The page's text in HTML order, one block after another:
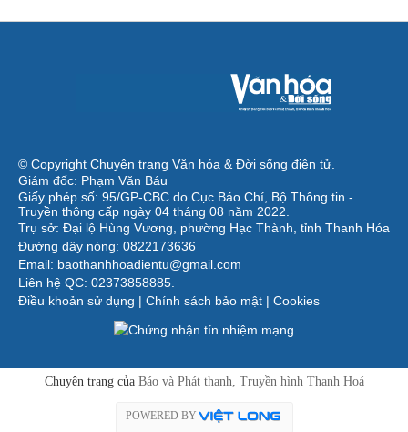
© Copyright Chuyên trang Văn hóa & Đời sống điện tử.
Giám đốc: Phạm Văn Báu
Giấy phép số: 95/GP-CBC do Cục Báo Chí, Bộ Thông tin -
Truyền thông cấp ngày 04 tháng 08 năm 2022.
Trụ sở: Đại lộ Hùng Vương, phường Hạc Thành, tỉnh Thanh Hóa
Đường dây nóng: 0822173636
Email: baothanhhoadientu@gmail.com
Liên hệ QC: 02373858885.
Điều khoản sử dụng | Chính sách bảo mật | Cookies
Chuyên trang của Báo và Phát thanh, Truyền hình Thanh Hoá
POWERED BY